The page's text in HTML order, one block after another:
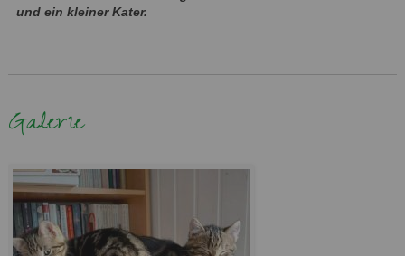
und ein kleiner Kater.
Galerie